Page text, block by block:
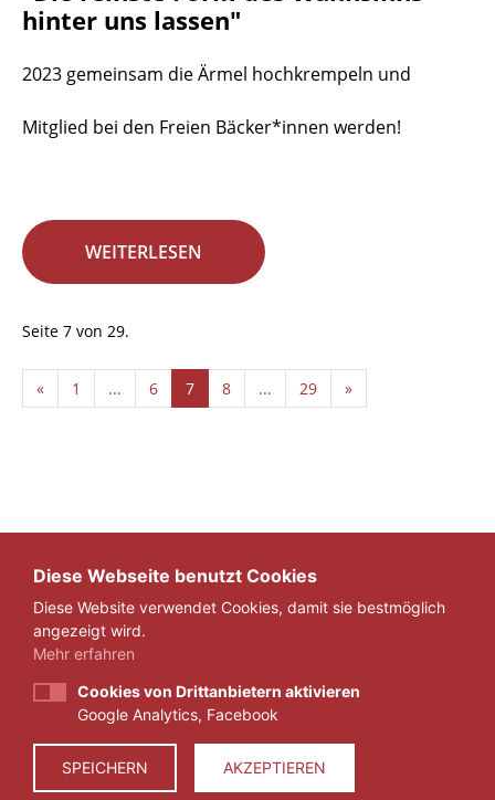
hinter uns lassen"
2023 gemeinsam die Ärmel hochkrempeln und
Mitglied bei den Freien Bäcker*innen werden!
WEITERLESEN
Seite 7 von 29.
« 1 ... 6 7 8 ... 29 »
IMPRESSUM
DATENSCHUTZ
© 2026 ZEIT FÜR VERANTWORTUNG E.V.
Diese Webseite benutzt Cookies
Diese Website verwendet Cookies, damit sie bestmöglich
angezeigt wird.
Mehr erfahren
Cookies von Drittanbietern aktivieren
Google Analytics, Facebook
SPEICHERN AKZEPTIEREN